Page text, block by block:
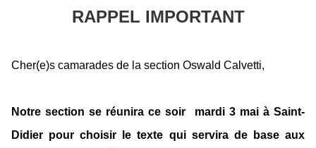
RAPPEL IMPORTANT
Cher(e)s camarades de la section Oswald Calvetti,
Notre section se réunira ce soir mardi 3 mai à Saint-
Didier pour choisir le texte qui servira de base aux